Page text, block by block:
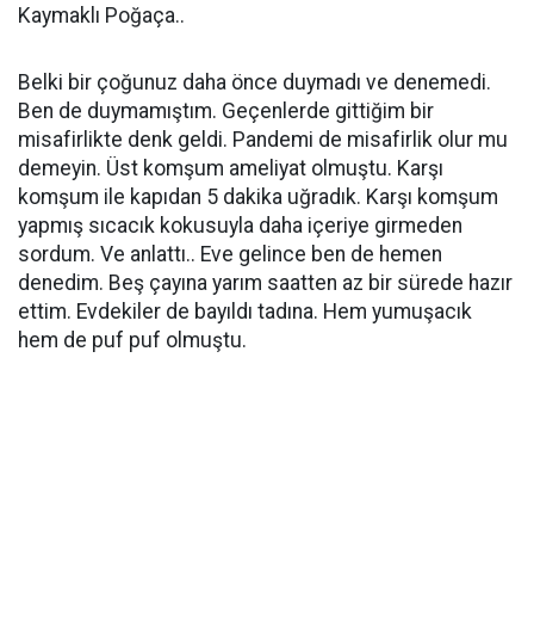
Kaymaklı Poğaça..
Belki bir çoğunuz daha önce duymadı ve denemedi.
Ben de duymamıştım. Geçenlerde gittiğim bir
misafirlikte denk geldi. Pandemi de misafirlik olur mu
demeyin. Üst komşum ameliyat olmuştu. Karşı
komşum ile kapıdan 5 dakika uğradık. Karşı komşum
yapmış sıcacık kokusuyla daha içeriye girmeden
sordum. Ve anlattı.. Eve gelince ben de hemen
denedim. Beş çayına yarım saatten az bir sürede hazır
ettim. Evdekiler de bayıldı tadına. Hem yumuşacık
hem de puf puf olmuştu.